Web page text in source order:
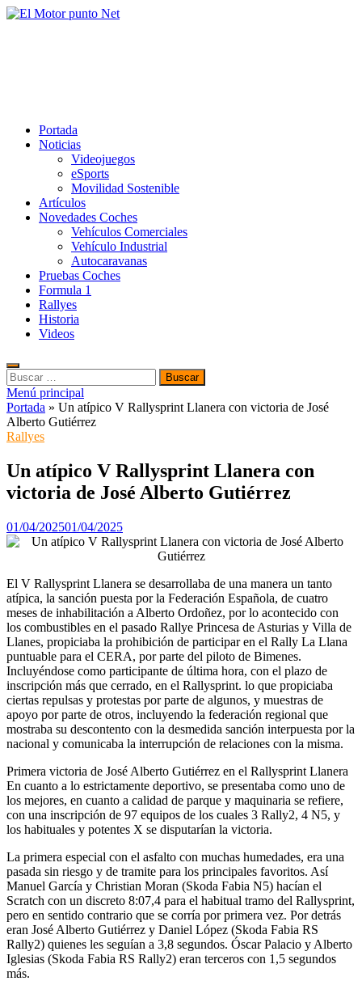
Saltar
Portada
Noticias
Videojuegos
eSports
Movilidad Sostenible
Artículos
Novedades Coches
Vehículos Comerciales
Vehículo Industrial
Autocaravanas
Pruebas Coches
Formula 1
Rallyes
Historia
Videos
Buscar:
Menú principal
Portada » Un atípico V Rallysprint Llanera con victoria de José
Alberto Gutiérrez
Rallyes
Un atípico V Rallysprint Llanera con
victoria de José Alberto Gutiérrez
01/04/202501/04/2025
El V Rallysprint Llanera se desarrollaba de una manera un tanto
atípica, la sanción puesta por la Federación Española, de cuatro
meses de inhabilitación a Alberto Ordoñez, por lo acontecido con
los combustibles en el pasado Rallye Princesa de Asturias y Villa de
Llanes, propiciaba la prohibición de participar en el Rally La Llana
puntuable para el CERA, por parte del piloto de Bimenes.
Incluyéndose como participante de última hora, con el plazo de
inscripción más que cerrado, en el Rallysprint. lo que propiciaba
ciertas repulsas y protestas por parte de algunos, y muestras de
apoyo por parte de otros, incluyendo la federación regional que
mostraba su descontento con la desmedida sanción interpuesta por la
nacional y comunicaba la interrupción de relaciones con la misma.
Primera victoria de José Alberto Gutiérrez en el Rallysprint Llanera
En cuanto a lo estrictamente deportivo, se presentaba como uno de
los mejores, en cuanto a calidad de parque y maquinaria se refiere,
con una inscripción de 97 equipos de los cuales 3 Rally2, 4 N5, y
los habituales y potentes X se disputarían la victoria.
La primera especial con el asfalto con muchas humedades, era una
pasada sin riesgo y de tramite para los principales favoritos. Así
Manuel García y Christian Moran (Skoda Fabia N5) hacían el
Scratch con un discreto 8:07,4 para el habitual tramo del Rallysprint,
pero en sentido contrario que se corría por primera vez. Por detrás
eran José Alberto Gutiérrez y Daniel López (Skoda Fabia RS
Rally2) quienes les seguían a 3,8 segundos. Óscar Palacio y Alberto
Iglesias (Skoda Fabia RS Rally2) eran terceros con 1,5 segundos
más.